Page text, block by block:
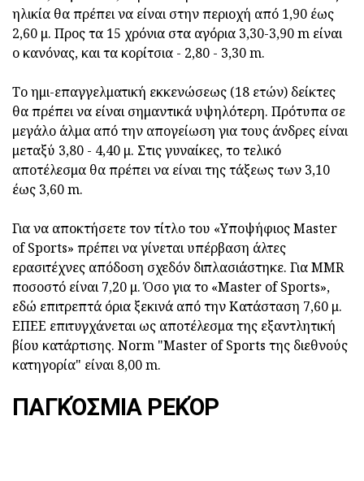
ηλικία θα πρέπει να είναι στην περιοχή από 1,90 έως
2,60 μ. Προς τα 15 χρόνια στα αγόρια 3,30-3,90 m είναι
ο κανόνας, και τα κορίτσια - 2,80 - 3,30 m.
Το ημι-επαγγελματική εκκενώσεως (18 ετών) δείκτες
θα πρέπει να είναι σημαντικά υψηλότερη. Πρότυπα σε
μεγάλο άλμα από την απογείωση για τους άνδρες είναι
μεταξύ 3,80 - 4,40 μ. Στις γυναίκες, το τελικό
αποτέλεσμα θα πρέπει να είναι της τάξεως των 3,10
έως 3,60 m.
Για να αποκτήσετε τον τίτλο του «Υποψήφιος Master
of Sports» πρέπει να γίνεται υπέρβαση άλτες
ερασιτέχνες απόδοση σχεδόν διπλασιάστηκε. Για MMR
ποσοστό είναι 7,20 μ. Όσο για το «Master of Sports»,
εδώ επιτρεπτά όρια ξεκινά από την Κατάσταση 7,60 μ.
ΕΠΕΕ επιτυγχάνεται ως αποτέλεσμα της εξαντλητική
βίου κατάρτισης. Norm "Master of Sports της διεθνούς
κατηγορία" είναι 8,00 m.
ΠΑΓΚΌΣΜΙΑ ΡΕΚΌΡ